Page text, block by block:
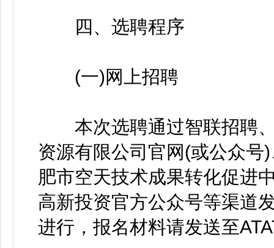
四、选聘程序
(一)网上招聘
本次选聘通过智联招聘、
资源有限公司官网(或公众号
肥市空天技术成果转化促进
高新投资官方公众号等渠道
进行，报名材料请发送至